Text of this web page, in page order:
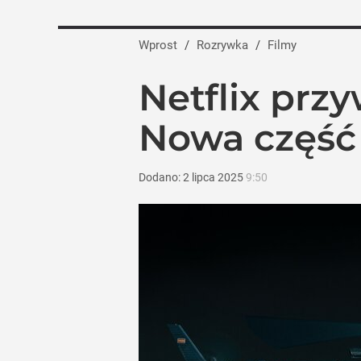
„Nie chodzi o zemstę”. Mocny apel w
25 lat po premierze „Kochane kłopoty”
Wprost / Rozrywka / Filmy
Netflix
Nowa
Dodano:2 lipca 2025 9:50